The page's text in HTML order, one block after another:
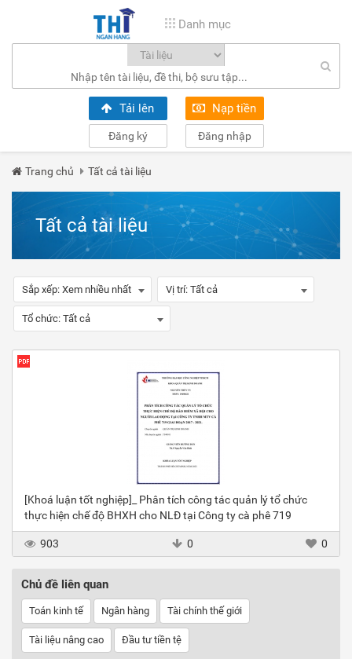
Danh mục
Tải lên Nạp tiền
Đăng ký Đăng nhập
Trang chủ Tất cả tài liệu
Tất cả tài liệu
Sắp xếp: Xem nhiều nhất Vị trí: Tất cả
Tổ chức: Tất cả
[Khoá luận tốt nghiệp]_ Phân tích công tác quản lý tổ chức
thực hiện chế độ BHXH cho NLĐ tại Công ty cà phê 719
903 0 0
Chủ đề liên quan
Toán kinh tế Ngân hàng Tài chính thế giới
Tài liệu nâng cao Đầu tư tiền tệ